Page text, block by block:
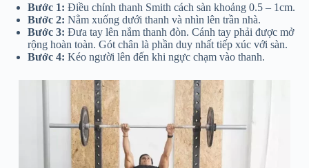
Bước 1: Điều chỉnh thanh Smith cách sàn khoảng 0.5 – 1cm.
Bước 2: Nằm xuống dưới thanh và nhìn lên trần nhà.
Bước 3: Đưa tay lên nắm thanh đòn. Cánh tay phải được mở
rộng hoàn toàn. Gót chân là phần duy nhất tiếp xúc với sàn.
Bước 4: Kéo người lên đến khi ngực chạm vào thanh.